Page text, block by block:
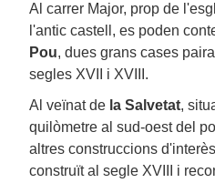
Al carrer Major, prop de
l'antic castell, es poden
Pou, dues grans cases
segles XVII i XVIII.
Al veïnat de la Salvetat,
quilòmetre al sud-oest del
altres construccions
construït al segle XVIII i